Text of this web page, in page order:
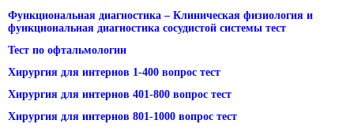
Функциональная диагностика – Клиническая физиология и
функциональная диагностика сосудистой системы тест
Тест по офтальмологии
Хирургия для интернов 1-400 вопрос тест
Хирургия для интернов 401-800 вопрос тест
Хирургия для интернов 801-1000 вопрос тест